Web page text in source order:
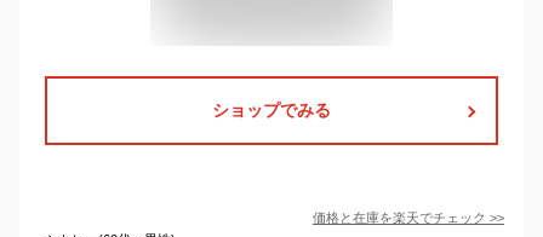
ショップでみる
価格と在庫を楽天でチェック >>